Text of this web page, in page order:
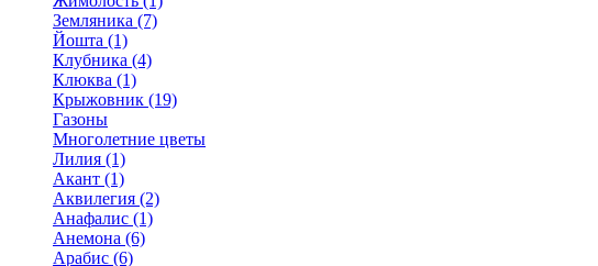
Земляника (7)
Йошта (1)
Клубника (4)
Клюква (1)
Крыжовник (19)
Газоны
Многолетние цветы
Лилия (1)
Акант (1)
Аквилегия (2)
Анафалис (1)
Анемона (6)
Арабис (6)